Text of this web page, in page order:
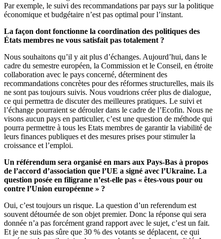
Par exemple, le suivi des recommandations par pays sur la politique
économique et budgétaire n’est pas optimal pour l’instant.
La façon dont fonctionne la coordination des politiques des
États membres ne vous satisfait pas totalement ?
Nous souhaitons qu’il y ait plus d’échanges. Aujourd’hui, dans le
cadre du semestre européen, la Commission et le Conseil, en étroite
collaboration avec le pays concerné, déterminent des
recommandations concrètes pour des réformes structurelles, mais ils
ne sont pas toujours suivis. Nous voudrions créer plus de dialogue,
ce qui permettra de discuter des meilleures pratiques. Le suivi et
l’échange pourraient se dérouler dans le cadre de l’Ecofin. Nous ne
visons aucun pays en particulier, c’est une question de méthode qui
pourra permettre à tous les Etats membres de garantir la viabilité de
leurs finances publiques et des mesures prises pour stimuler la
croissance et l’emploi.
Un référendum sera organisé en mars aux Pays-Bas à propos
de l’accord d’association que l’UE a signé avec l’Ukraine. La
question posée en filigrane n’est-elle pas « êtes-vous pour ou
contre l’Union européenne » ?
Oui, c’est toujours un risque. La question d’un referendum est
souvent détournée de son objet premier. Donc la réponse qui sera
donnée n’a pas forcément grand rapport avec le sujet, c’est un fait.
Et je ne suis pas sûre que 30 % des votants se déplacent, ce qui